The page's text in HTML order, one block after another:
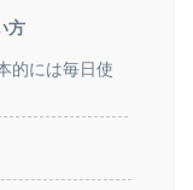
方
的には毎日使